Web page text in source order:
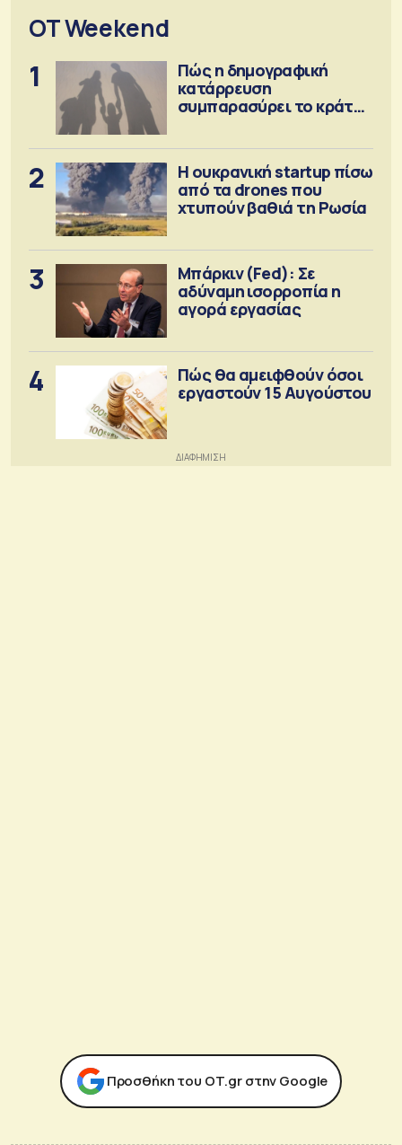
OT Weekend
1
Πώς η δημογραφική
κατάρρευση
συμπαρασύρει το κράτος
2
Η ουκρανική startup πίσω
από τα drones που
χτυπούν βαθιά τη Ρωσία
3
Μπάρκιν (Fed): Σε
αδύναμη ισορροπία η
αγορά εργασίας
4
Πώς θα αμειφθούν όσοι
εργαστούν 15 Αυγούστου
Προσθήκη του ΟΤ.gr στην Google